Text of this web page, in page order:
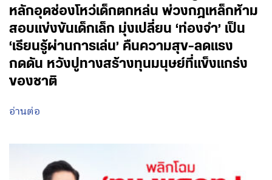
หลักอุดช่องโหว่เด็กตกหล่น พ่วงกฎเหล็กห้าม
สอบแข่งขันเด็กเล็ก มุ่งเปลี่ยน ‘ท่องจำ’ เป็น
‘เรียนรู้ผ่านการเล่น’ คืนความสุข-ลดแรง
กดดัน หวังปูทางสร้างทุนมนุษย์ที่แข็งแกร่ง
ของชาติ
อ่านต่อ